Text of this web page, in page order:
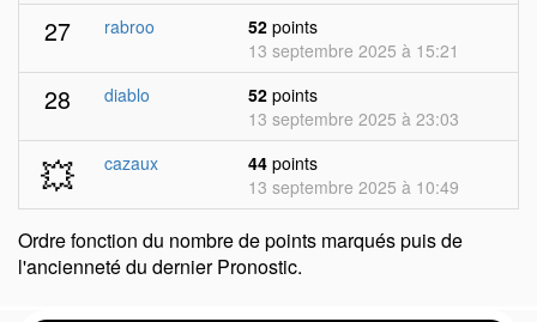
27 rabroo 52 points
13 septembre 2025 à 15:21
28 diablo 52 points
13 septembre 2025 à 23:03
💥 cazaux 44 points
13 septembre 2025 à 10:49
Ordre fonction du nombre de points marqués puis de
l'ancienneté du dernier Pronostic.